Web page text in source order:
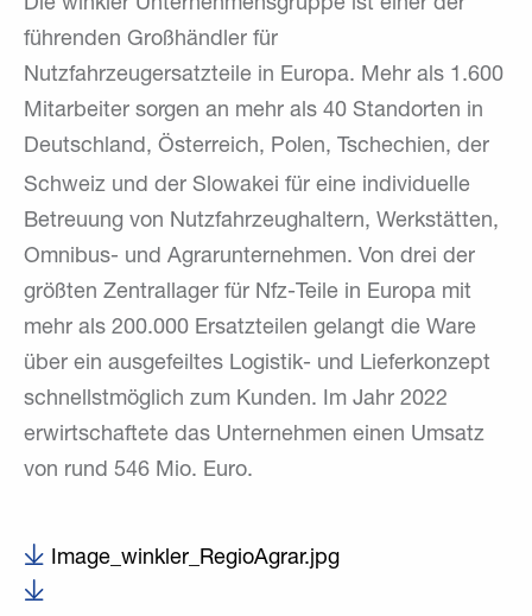
Die winkler Unternehmensgruppe ist einer der
führenden Großhändler für
Nutzfahrzeugersatzteile in Europa. Mehr als 1.600
Mitarbeiter sorgen an mehr als 40 Standorten in
Deutschland, Österreich, Polen, Tschechien, der
Schweiz und der Slowakei für eine individuelle
Betreuung von Nutzfahrzeughaltern, Werkstätten,
Omnibus- und Agrarunternehmen. Von drei der
größten Zentrallager für Nfz-Teile in Europa mit
mehr als 200.000 Ersatzteilen gelangt die Ware
über ein ausgefeiltes Logistik- und Lieferkonzept
schnellstmöglich zum Kunden. Im Jahr 2022
erwirtschaftete das Unternehmen einen Umsatz
von rund 546 Mio. Euro.
Image_winkler_RegioAgrar.jpg